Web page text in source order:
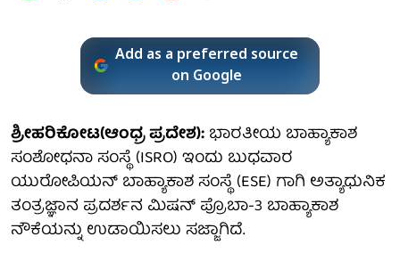
Add as a preferred source
on Google
ಶ್ರೀಹರಿಕೋಟ(ಆಂಧ್ರ ಪ್ರದೇಶ):ಭಾರತೀಯ ಬಾಹ್ಯಾಕಾಶ
ಸಂಶೋಧನಾ ಸಂಸ್ಥೆ (ISRO) ಇಂದು ಬುಧವಾರ
ಯುರೋಪಿಯನ್ ಬಾಹ್ಯಾಕಾಶ ಸಂಸ್ಥೆ (ESE) ಗಾಗಿ ಅತ್ಯಾಧುನಿಕ
ತಂತ್ರಜ್ಞಾನ ಪ್ರದರ್ಶನ ಮಿಷನ್ ಪ್ರೊಬಾ-3 ಬಾಹ್ಯಾಕಾಶ
ನೌಕೆಯನ್ನು ಉಡಾಯಿಸಲು ಸಜ್ಜಾಗಿದೆ.